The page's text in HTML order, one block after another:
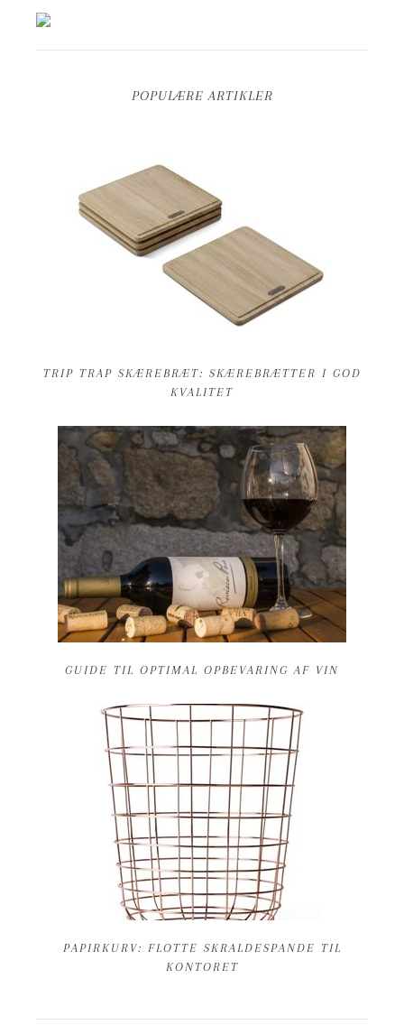
POPULÆRE ARTIKLER
TRIP TRAP SKÆREBRÆT: SKÆREBRÆTTER I GOD
KVALITET
GUIDE TIL OPTIMAL OPBEVARING AF VIN
PAPIRKURV: FLOTTE SKRALDESPANDE TIL
KONTORET